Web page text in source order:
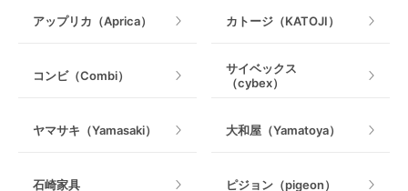
室内遊具
アップリカ（Aprica） カトージ（KATOJI）
コンビ（Combi）
サイベックス
（cybex）
ヤマサキ（Yamasaki） 大和屋（Yamatoya）
石崎家具 ピジョン（pigeon）